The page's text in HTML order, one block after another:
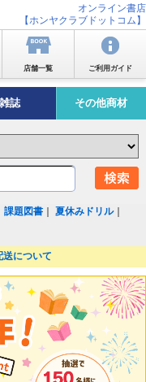
オンライン書店
【ホンヤクラブドットコム】
店舗一覧 ご利用ガイド
雑誌 その他商材
課題図書 ｜夏休みドリル｜
送について